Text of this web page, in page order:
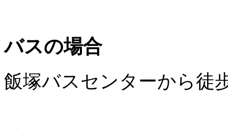
バスの場合
飯塚バスセンターから徒